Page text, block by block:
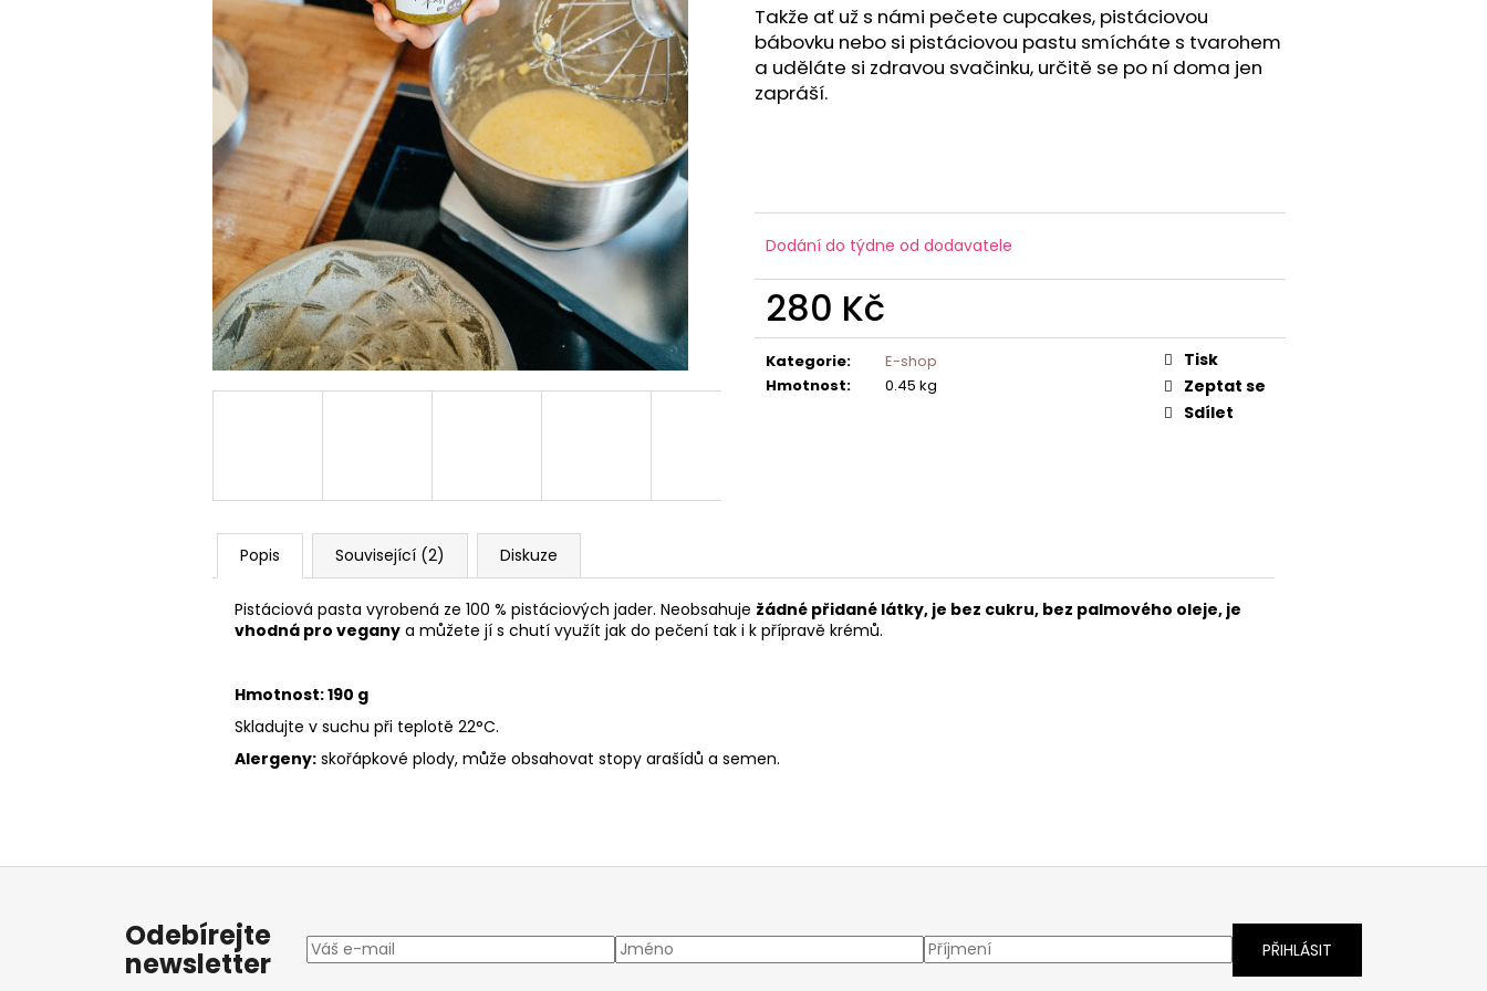
Takže ať už s námi pečete cupcakes, pistáciovou
bábovku nebo si pistáciovou pastu smícháte s tvarohem
a uděláte si zdravou svačinku, určitě se po ní doma jen
zapráší.
Dodání do týdne od dodavatele
280 Kč
Měrná
cena:
Kategorie:
E-shop
Hmotnost: 0.45 kg
Tisk
Zeptat se
Sdílet
Popis Související (2) Diskuze
Pistáciová pasta vyrobená ze 100 % pistáciových jader. Neobsahuje žádné přidané látky, je bez cukru, bez palmového oleje, je
vhodná pro vegany a můžete jí s chutí využít jak do pečení tak i k přípravě krémů.
Hmotnost: 190 g
Skladujte v suchu při teplotě 22°C.
Alergeny: skořápkové plody, může obsahovat stopy arašídů a semen.
Z
Odebírejte
newsletter